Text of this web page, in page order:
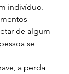
indivíduo.
de algum
se
a perda